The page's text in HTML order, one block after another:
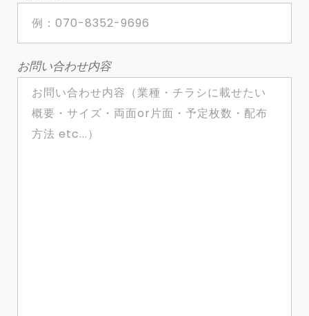
お問い合わせ内容